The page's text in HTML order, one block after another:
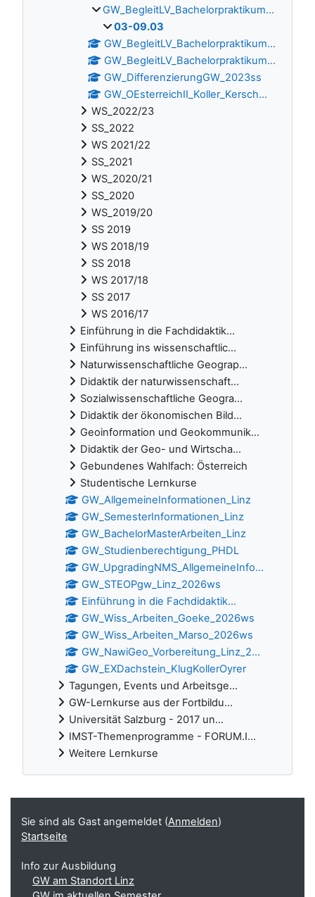
GW_BegleitLV_Bachelorpraktikum...
03-09.03
GW_BegleitLV_Bachelorpraktikum...
GW_BegleitLV_Bachelorpraktikum...
GW_DifferenzierungGW_2023ss
GW_OEsterreichII_Koller_Kersch...
WS_2022/23
SS_2022
WS 2021/22
SS_2021
WS_2020/21
SS_2020
WS_2019/20
SS 2019
WS 2018/19
SS 2018
WS 2017/18
SS 2017
WS 2016/17
Einführung in die Fachdidaktik...
Einführung ins wissenschaftlic...
Naturwissenschaftliche Geograp...
Didaktik der naturwissenschaft...
Sozialwissenschaftliche Geogra...
Didaktik der ökonomischen Bild...
Geoinformation und Geokommunik...
Didaktik der Geo- und Wirtscha...
Gebundenes Wahlfach: Österreich
Studentische Lernkurse
GW_AllgemeineInformationen_Linz
GW_SemesterInformationen_Linz
GW_BachelorMasterArbeiten_Linz
GW_Studienberechtigung_PHDL
GW_UpgradingNMS_AllgemeineInfo...
GW_STEOPgw_Linz_2026ws
Einführung in die Fachdidaktik...
GW_Wiss_Arbeiten_Goeke_2026ws
GW_Wiss_Arbeiten_Marso_2026ws
GW_NawiGeo_Vorbereitung_Linz_2...
GW_EXDachstein_KlugKollerOyrer
Tagungen, Events und Arbeitsge...
GW-Lernkurse aus der Fortbildu...
Universität Salzburg - 2017 un...
IMST-Themenprogramme - FORUM.I...
Weitere Lernkurse
Ergänzungsblöcke
Sie sind als Gast angemeldet (Anmelden)
Startseite
Info zur Ausbildung
GW am Standort Linz